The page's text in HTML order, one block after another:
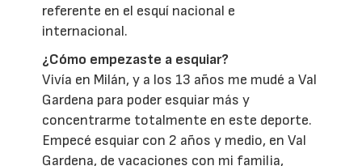
referente en el esquí nacional e
internacional.
¿Cómo empezaste a esquiar?
Vivía en Milán, y a los 13 años me mudé a Val
Gardena para poder esquiar más y
concentrarme totalmente en este deporte.
Empecé esquiar con 2 años y medio, en Val
Gardena, de vacaciones con mi familia,